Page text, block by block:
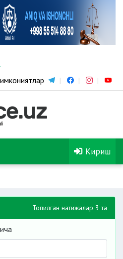
Кириш
Топилган натижалар 3 та